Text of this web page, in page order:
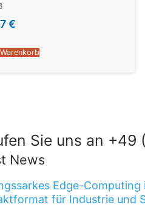
€
Sie uns an +49
News
Edge-Computing
für Industrie und